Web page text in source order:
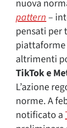
nuova
pattern–
pensati per
piattaforme
altrimenti
TikTok e
L’azione
norme. A
notificato a